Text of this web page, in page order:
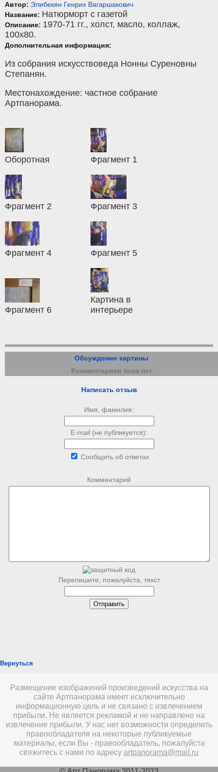
Автор: Элибекян Генрих Вагаршакович
Название: Натюрморт с газетой
Описание: 1970-71 гг., холст, масло, коллаж,
100x80.
Дополнительная информация:
Из собрания искусствоведа Нонны Суреновны
Степанян.
Местонахождение: частное собрание
Артпанорама.
Оборотная Фрагмент 1
Фрагмент 2 Фрагмент 3
Фрагмент 4 Фрагмент 5
Фрагмент 6
Картина в
интерьере
Обсуждение картины
Комментариев пока нет
Написать отзыв
Имя, фамилия:
E-mail (не публикуется):
Сообщить об ответах
Комментарий
Перепишите, пожалуйста, текст
Вернуться
Размещение изображений произведений искусства на
сайте Артпанорама имеет исключительно
информационную цель и не связано с извлечением
прибыли. Не является рекламой и не направлено на
извлечение прибыли. У нас нет возможности определить
правообладателя на некоторые публикуемые
материалы, если Вы - правообладатель, пожалуйста
свяжитесь с нами по адресу artpanorama@mail.ru